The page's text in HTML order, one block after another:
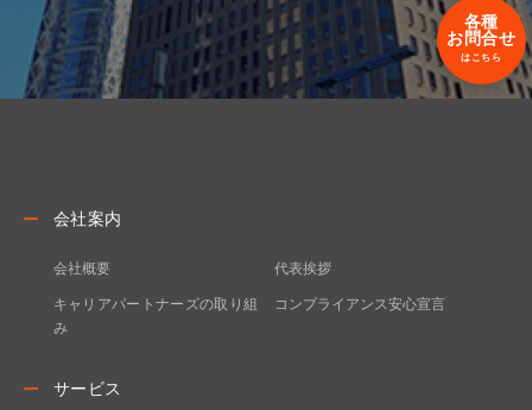
会社案内
会社概要 代表挨拶
キャリアパートナーズの取り組
み
コンプライアンス安心宣言
サービス
各種
お問合せ
はこちら